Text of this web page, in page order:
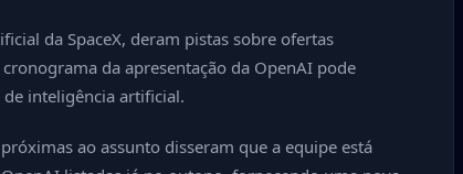
da SpaceX, deram pistas sobre ofertas
da apresentação da OpenAI pode
inteligência artificial.
ao assunto disseram que a equipe está